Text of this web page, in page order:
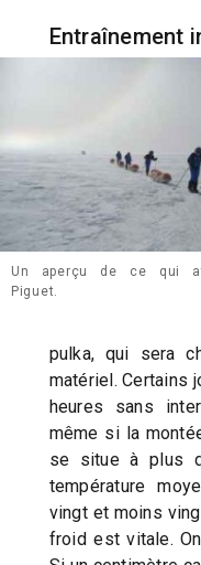
Entraînement
Un aperçu de ce qui
Piguet.
pulka, qui sera
matériel. Certains
heures sans
même si la
se situe à plus
température
vingt et moins
froid est vitale.